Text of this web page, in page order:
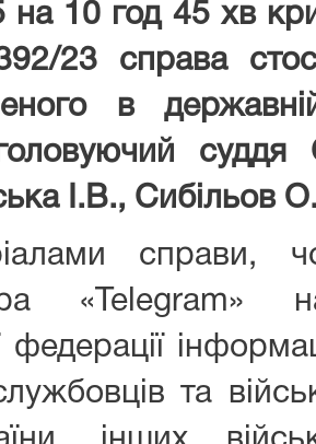
на 10 год 45 хв
23 справа
в
І.В., Сибільов
справи,
«Telegram»
федерації
та